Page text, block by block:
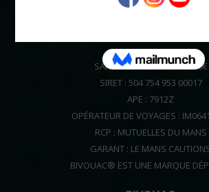
64320 OUSSE FRANCE
SARL AU CAPITAL DE 64000€
SIRET : 504 754 953 00017
APE : 7912Z
OPÉRATEUR DE VOYAGES :
RCP : MUTUELLES DU MANS
GARANT : LE MANS
BIVOUAC® EST UNE MARQUE